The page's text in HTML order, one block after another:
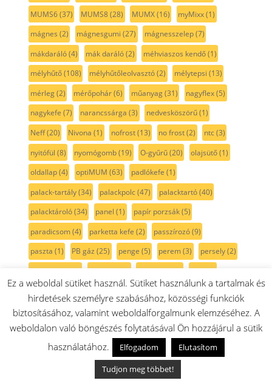
MUMS6(37) MUMS8(28) MUMX(16) myMixx(1)
mágnes (2) mágnesgumi (27) mágnesszelep(7)
mákdaráló(4) mák daráló(2) méhviaszos kendő(1)
mélyhűtő(108) mélyhűtőleolvasztó(2) mélytepsi (13)
mérleg(2) mérőpohár(6) műanyag(31) nagyflex(5)
nagykefe (7) narancssárga (3) nedvesköszörű(1)
Neff(20) Nivona (1) nofrost(13) no frost(2) ntc(3)
nyitófül (8) nyomógomb(19) O-gyűrű(20) olajsütő(1)
oldallap(4) optiMUM (63) padlókefe (1)
palack-tartály(34) palackpolc(47) palacktartó(40)
palacktároló(34) panel (1) papír porzsák(5)
paradicsom(4) parketta kefe (2) passzírozó(9)
paszta (1) PB gáz (25) penge (5) perem(3) persely(2)
pezsgő szín(2) pihefogó(3) piheszűrő(3) pink(1)
polckeret(2) polisztirol fűrész(1) Poly-v szíj(12)
polírozógép(1) por(1) porleválasztó(1) porszívó(454)
porszívócső(9) porszívókefe(45) Porszívó motor(15)
porszűrő(62) portartály
Ez a weboldal sütiket használ. Sütiket használunk a tartalmak és
hirdetések személyre szabásához, közösségi funkciók
biztosításához, valamint weboldalforgalmunk elemzéséhez. A
weboldalon való böngészés folytatásával Ön hozzájárul a sütik
használatához.
Elfogadom
Elutasítom
Tudjon meg többet!